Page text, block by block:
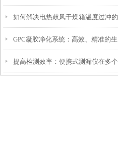
中的关键质量控制工具
如何解决电热鼓风干燥箱温度过冲的
问题
GPC凝胶净化系统：高效、精准的生
物分离新纪元
提高检测效率：便携式测漏仪在多个